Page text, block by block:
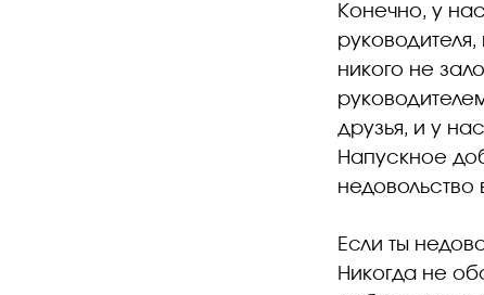
Конечно, у
никого не
друзья, и у
Напускное
Если ты
Никогда не